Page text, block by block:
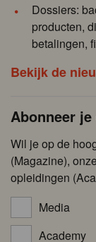
Dossiers:
producten,
betalingen,
Bekijk de
Abonneer
Wil je op de
(Magazine),
opleidingen
Media
Academy